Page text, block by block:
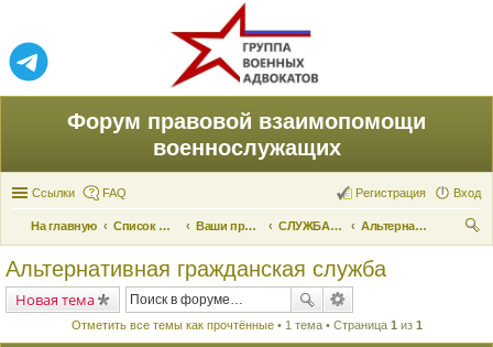
Форум правовой взаимопомощи
военнослужащих
Ссылки FAQ Вход
Регистрация
На главную Список форумов Ваши права и их реализация СЛУЖБА ПО ПРИЗЫВУ
Альтернативная гражданская служба
Альтернативная гражданская служба
Новая тема
Отметить все темы как прочтённые• 1 тема • Страница 1 из 1